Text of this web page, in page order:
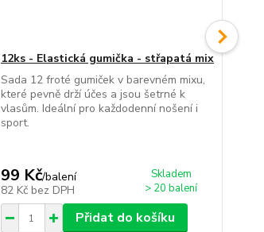
12ks - Elastická gumička - střapatá mix
Sada 12 froté gumiček v barevném mixu,
které pevně drží účes a jsou šetrné k
vlasům. Ideální pro každodenní nošení i
sport.
99 Kč/balení
82 Kč bez DPH
Skladem
> 20 balení
Přidat do košíku